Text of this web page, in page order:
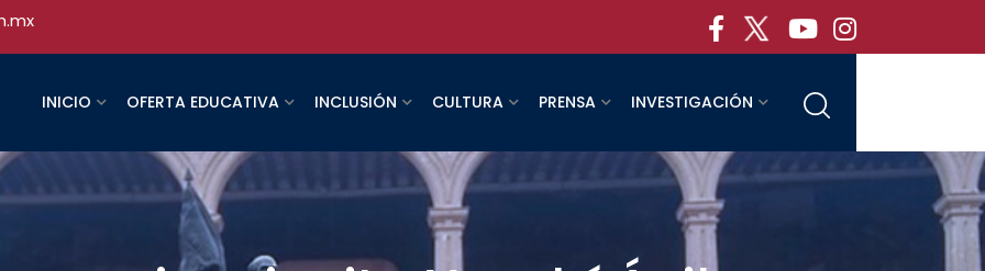
INICIO OFERTA EDUCATIVA INCLUSIÓN CULTURA PRENSA INVESTIGACIÓN